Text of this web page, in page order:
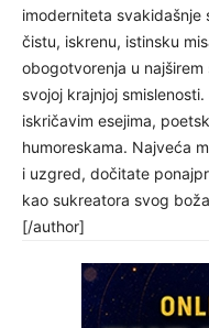
imoderniteta svakidašnje
čistu, iskrenu, istinsku
obogotvorenja u
svojoj krajnjoj
iskričavim esejima,
humoreskama. Najveća
i uzgred, dočitate
kao sukreatora svog
[/author]